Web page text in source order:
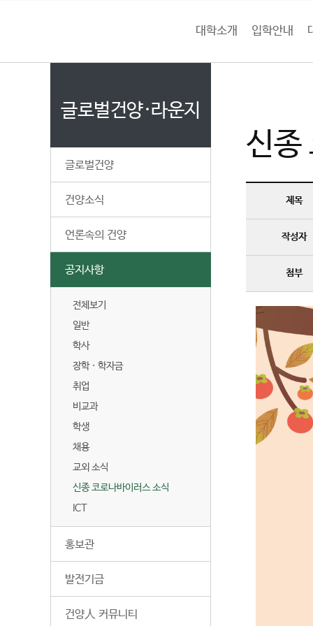
대학소개 입학안내
글로벌건양·라운지
글로벌건양
건양소식
언론속의 건양
공지사항
전체보기
일반
학사
장학 · 학자금
취업
비교과
학생
채용
교외 소식
신종 코로나바이러스 소식
ICT
홍보관
발전기금
건양人 커뮤니티
이
로
신종
제목
작성자
첨부